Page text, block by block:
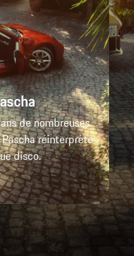
de nombreuses
réinterprète
disco.